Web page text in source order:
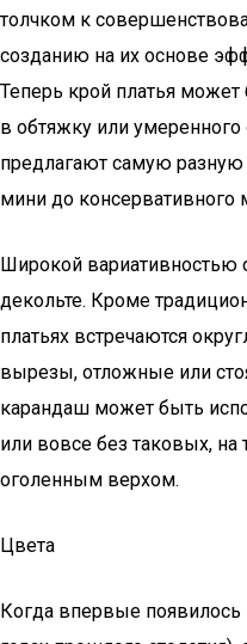
толчком к
созданию на их основе
Теперь крой платья
в обтяжку или
предлагают самую разную
мини до консервативного
Широкой вариативностью
декольте. Кроме
платьях встречаются
вырезы, отложные или
карандаш может быть
или вовсе без таковых, на
оголенным верхом.
Цвета
Когда впервые появилось